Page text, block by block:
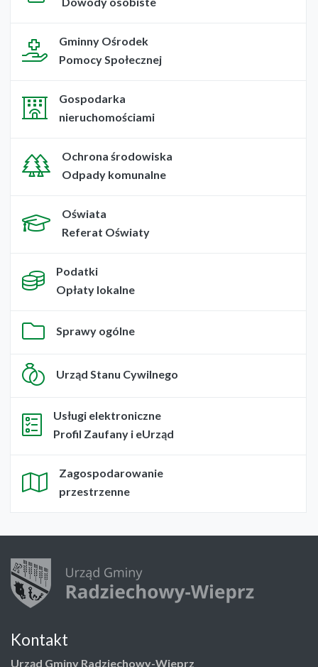
Gminny Ośrodek
Pomocy Społecznej
Gospodarka
nieruchomościami
Ochrona środowiska
Odpady komunalne
Oświata
Referat Oświaty
Podatki
Opłaty lokalne
Sprawy ogólne
Urząd Stanu Cywilnego
Usługi elektroniczne
Profil Zaufany i eUrząd
Zagospodarowanie
przestrzenne
Kontakt
Urząd Gminy Radziechowy-Wieprz